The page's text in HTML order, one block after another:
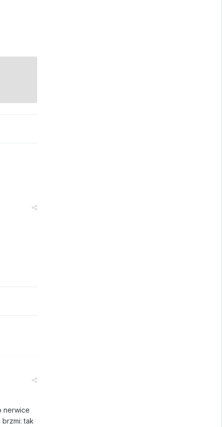
nerwice
tak